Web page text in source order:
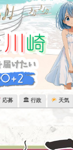
応募 🏛 行政 天気